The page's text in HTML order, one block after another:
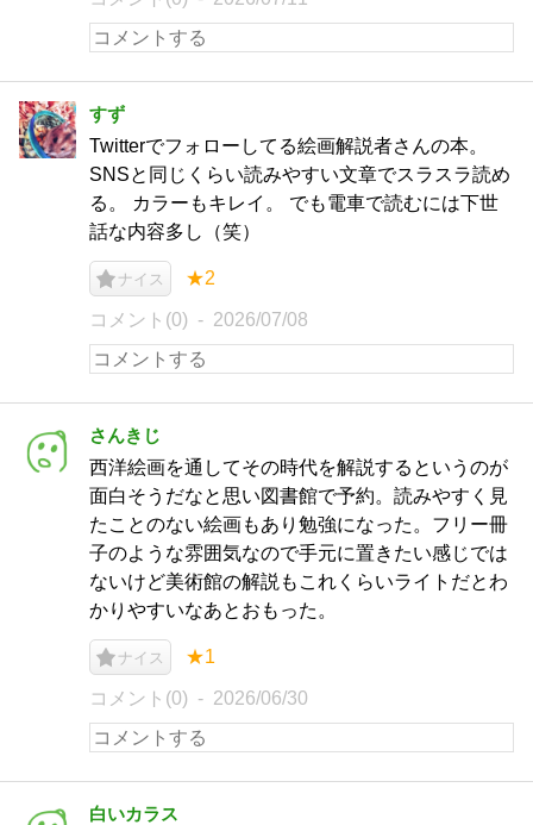
すず
Twitterでフォローしてる絵画解説者さんの本。
SNSと同じくらい読みやすい文章でスラスラ読め
る。 カラーもキレイ。 でも電車で読むには下世
話な内容多し（笑）
ナイス ★2
コメント(0) 2026/07/08
さんきじ
西洋絵画を通してその時代を解説するというのが
面白そうだなと思い図書館で予約。読みやすく見
たことのない絵画もあり勉強になった。フリー冊
子のような雰囲気なので手元に置きたい感じでは
ないけど美術館の解説もこれくらいライトだとわ
かりやすいなあとおもった。
ナイス ★1
コメント(0) 2026/06/30
白いカラス